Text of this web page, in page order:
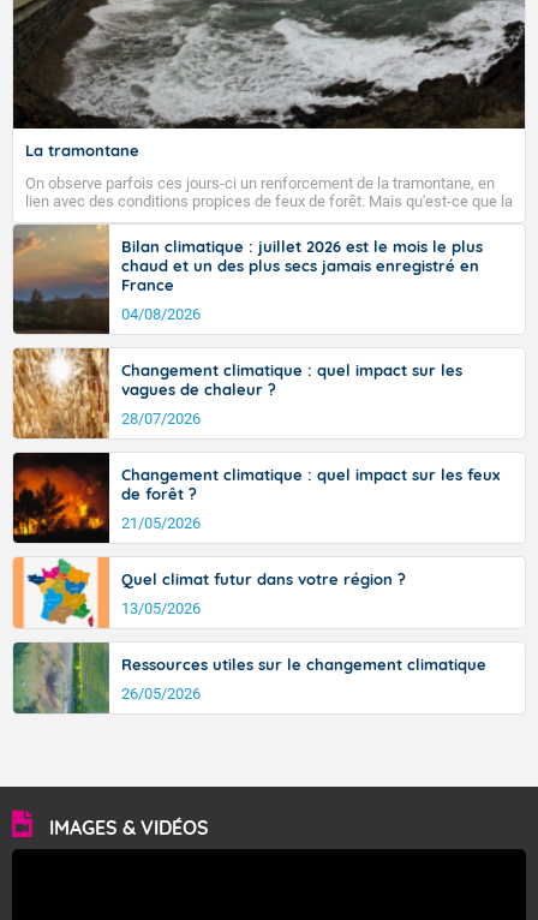
La tramontane
On observe parfois ces jours-ci un renforcement de la tramontane, en
lien avec des conditions propices de feux de forêt. Mais qu'est-ce que la
tramontane ? Quelles sont ses caractéristiques ? La tramontane est un
vent turbulent soufflant de secteur nord-ouest à nord, ou ouest à nord-
ouest, dans un secteur qui part du Roussillon à la vallée de l’Aude et à
l’ouest de l’Hérault. L’étymologie de ce vent vient du latin trasmontanus,
signifiant au-delà des monts, en allusion aux régions montagneuses
d’où provient ce vent.
Bilan climatique : juillet 2026 est le mois le plus
chaud et un des plus secs jamais enregistré en
France
04/08/2026
Changement climatique : quel impact sur les
vagues de chaleur ?
28/07/2026
Changement climatique : quel impact sur les feux
de forêt ?
21/05/2026
Quel climat futur dans votre région ?
13/05/2026
Ressources utiles sur le changement climatique
26/05/2026
IMAGES & VIDÉOS